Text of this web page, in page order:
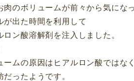
肉のボリュームが前々から気にな
が出た時間を利用して
ロン酸溶解剤を注入しました。
ムの原因はヒアルロン酸ではなく
ったようです。